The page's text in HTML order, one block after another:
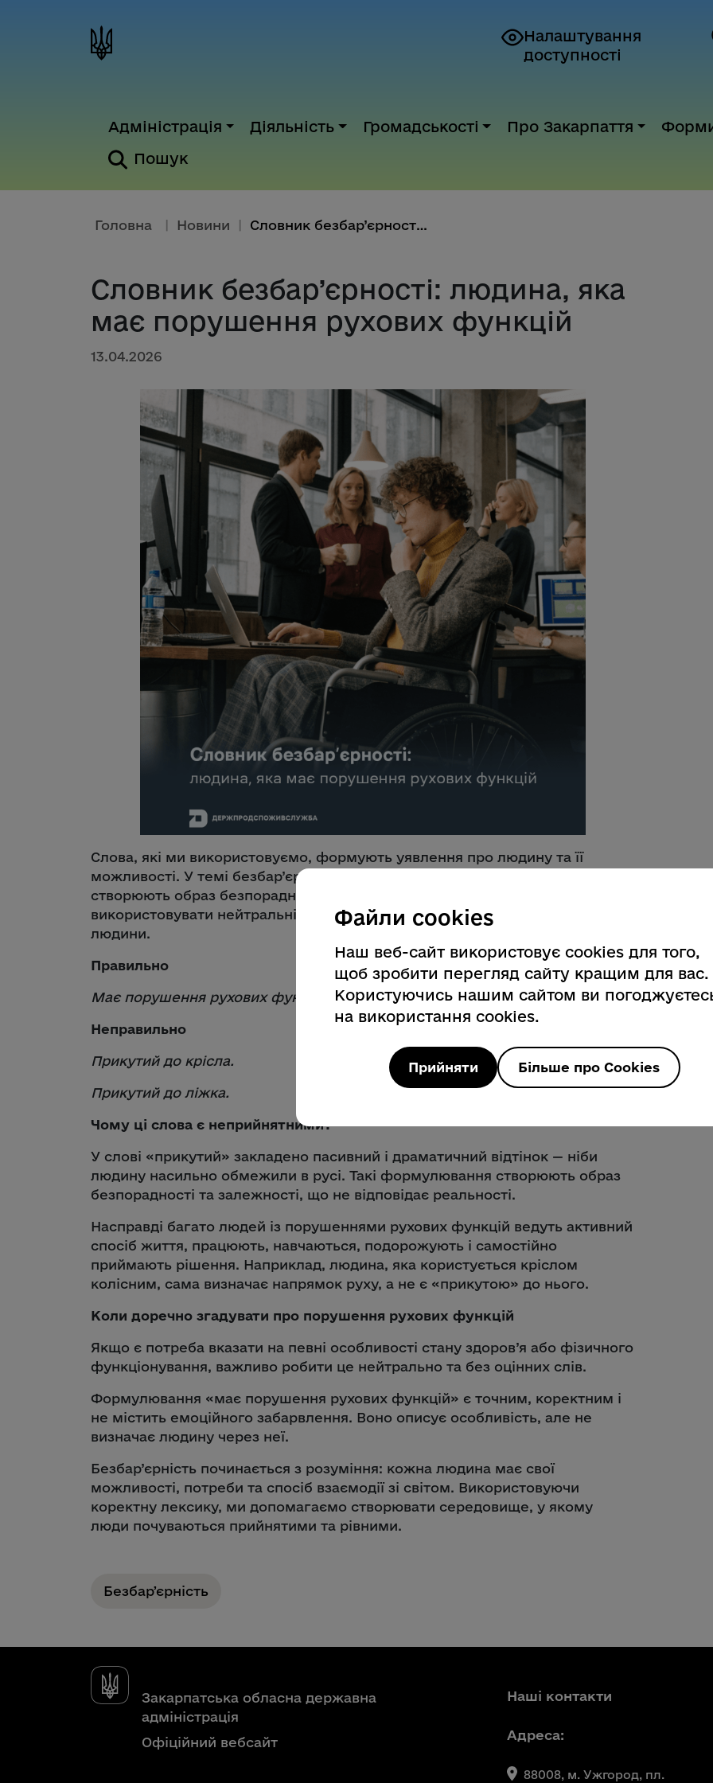
Налаштування
доступності
Адміністрація Діяльність Громадськості Про Закарпаття
Пошук
Головна Новини Словник безбар’єрності: людина...
Словник безбар’єрності: людина, яка
має порушення рухових функцій
13.04.2026
Слова, які ми використовуємо, формують уявлення про людину та її
можливості. У темі безбар’єрності важливо уникати формулювань, що
створюють образ безпорадності або залежності. Натомість варто
використовувати нейтральні й точні визначення, які зберігають гідність
людини.
Правильно
Має порушення рухових функцій.
Неправильно
Прикутий до крісла.
Прикутий до ліжка.
Чому ці слова є неприйнятними?
У слові «прикутий» закладено пасивний і драматичний відтінок — ніби
людину насильно обмежили в русі. Такі формулювання створюють образ
безпорадності та залежності, що не відповідає реальності.
Насправді багато людей із порушеннями рухових функцій ведуть активний
спосіб життя, працюють, навчаються, подорожують і самостійно
приймають рішення. Наприклад, людина, яка користується кріслом
колісним, сама визначає напрямок руху, а не є «прикутою» до нього.
Коли доречно згадувати про порушення рухових функцій
Якщо є потреба вказати на певні особливості стану здоров’я або фізичного
функціонування, важливо робити це нейтрально та без оцінних слів.
Формулювання «має порушення рухових функцій» є точним, коректним і
не містить емоційного забарвлення. Воно описує особливість, але не
визначає людину через неї.
Безбар’єрність починається з розуміння: кожна людина має свої
можливості, потреби та спосіб взаємодії зі світом. Використовуючи
коректну лексику, ми допомагаємо створювати середовище, у якому
люди почуваються прийнятими та рівними.
Безбарʼєрність
Закарпатська обласна державна
адміністрація
Офіційний вебсайт
Наші контакти
Адреса:
88008, м. Ужгород, пл.
Файли cookies
Наш веб-сайт використовує cookies для того,
щоб зробити перегляд сайту кращим для вас.
Користуючись нашим сайтом ви
на використання cookies.
Прийняти Більше про Cookies